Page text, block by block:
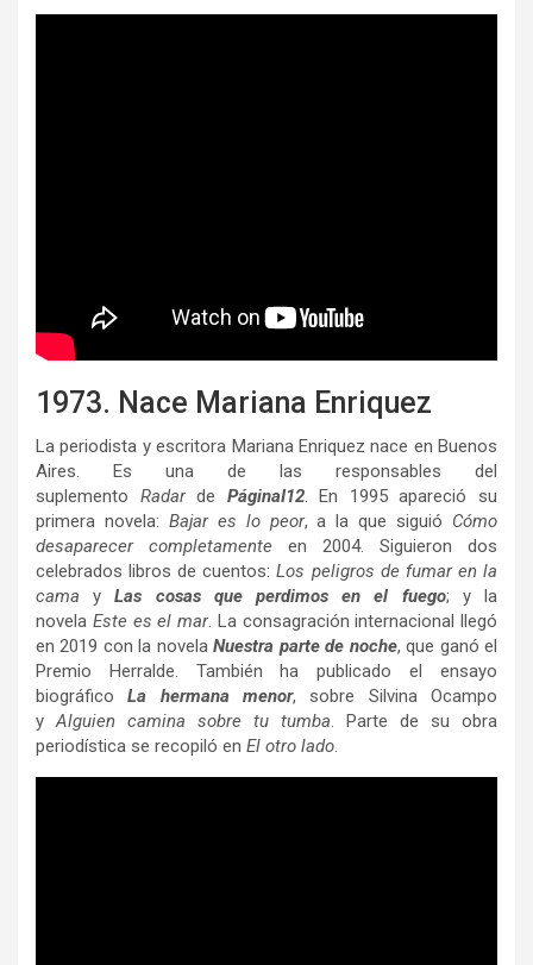
1973. Nace Mariana Enriquez
La periodista y escritora Mariana Enriquez nace en Buenos
Aires. Es una de las responsables del
suplemento Radarde PáginaI12. En 1995 apareció su
primera novela: Bajar es lo peor, a la que siguió Cómo
desaparecer completamente en 2004. Siguieron dos
celebrados libros de cuentos:Los peligros de fumar en la
cama yLas cosas que perdimos en el fuego; y la
novela Este es el mar. La consagración internacional llegó
en 2019 con la novelaNuestra parte de noche, que ganó el
Premio Herralde. También ha publicado el ensayo
biográfico
La hermana menor, sobre Silvina Ocampo
yAlguien camina sobre tu tumba. Parte de su obra
periodística se recopiló en El otro lado.